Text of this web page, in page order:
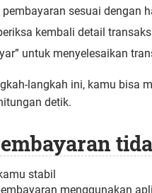
sesuai dengan
kembali detail
untuk menyelesaikan
langkah ini, kamu bisa
detik.
stabil
menggunakan